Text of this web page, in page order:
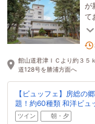
が
て
浴
館山道君津ＩＣより約３５
道128号を勝浦方面へ
【ビュッフェ】房総の
題！約60種類 和洋ビュ
ツイン 朝・夕